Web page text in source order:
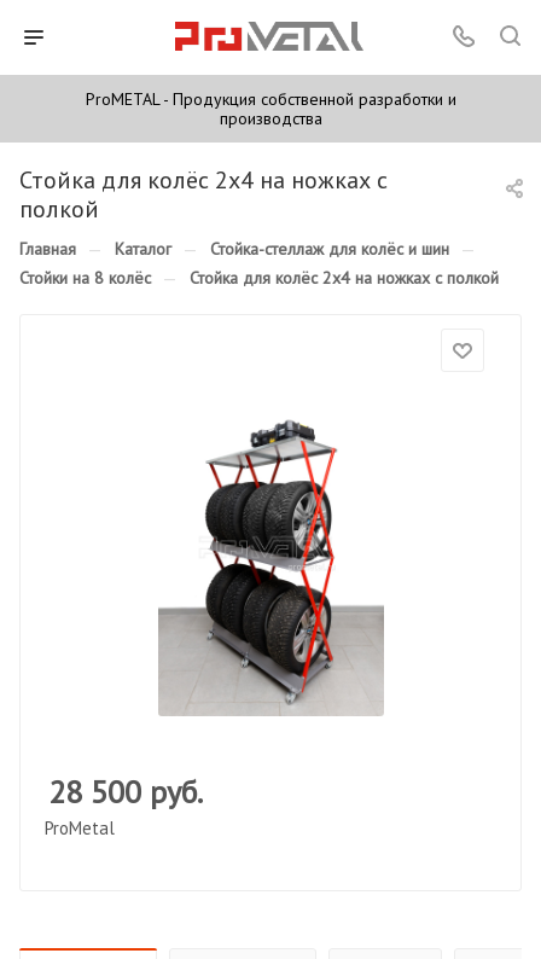
ProMETAL - Продукция собственной разработки и
производства
Стойка для колёс 2х4 на ножках с
полкой
Главная — Каталог — Стойка-стеллаж для колёс и шин —
Стойки на 8 колёс — Стойка для колёс 2х4 на ножках с полкой
28 500 руб.
ProMetal